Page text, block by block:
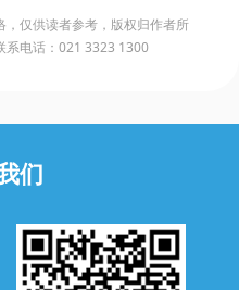
仅供读者参考，版权归作者所
系电话：021 3323 1300
们